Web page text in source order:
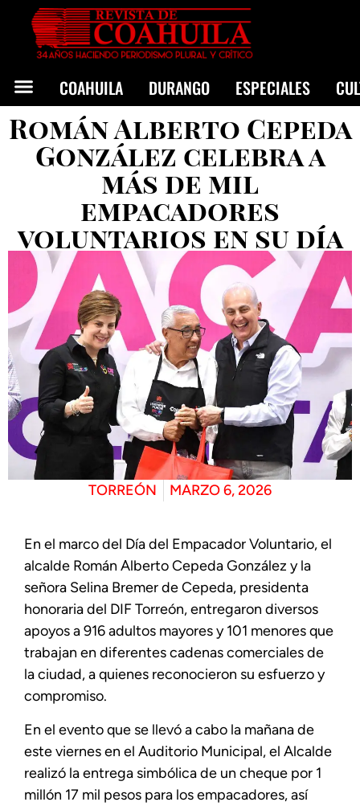
COAHUILA DURANGO ESPECIALES
Román Alberto Cepeda
González celebra a
más de mil
empacadores
voluntarios en su día
TORREÓN MARZO 6, 2026
En el marco del Día del Empacador Voluntario, el
alcalde Román Alberto Cepeda González y la
señora Selina Bremer de Cepeda, presidenta
honoraria del DIF Torreón, entregaron diversos
apoyos a 916 adultos mayores y 101 menores que
trabajan en diferentes cadenas comerciales de
la ciudad, a quienes reconocieron su esfuerzo y
compromiso.
En el evento que se llevó a cabo la mañana de
este viernes en el Auditorio Municipal, el Alcalde
realizó la entrega simbólica de un cheque por 1
millón 17 mil pesos para los empacadores, así